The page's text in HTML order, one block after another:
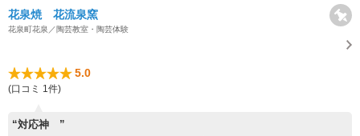
花泉焼 花流泉窯
花泉町花泉／陶芸教室・陶芸体験
5.0
(口コミ 1件)
“対応神 ”